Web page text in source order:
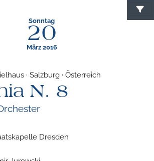
Sonntag
20
März 2016
· Salzburg · Österreich
N. 8
Dresden